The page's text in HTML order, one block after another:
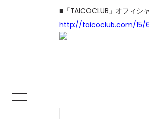
■「TAICOCLUB」オフィシ
http://taicoclub.com/15/